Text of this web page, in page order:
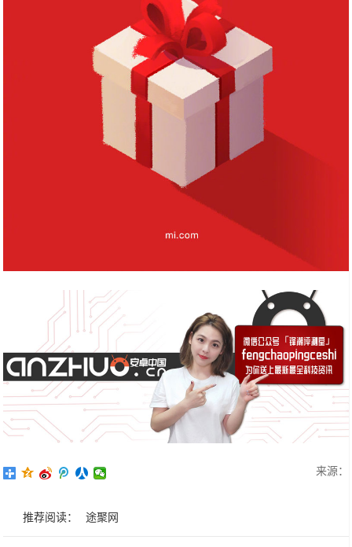
来源：
推荐阅读： 途聚网